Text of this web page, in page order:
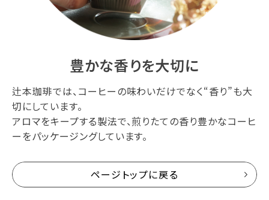
豊かな香りを大切に
辻本珈琲では、コーヒーの味わいだけでなく“香り”も大
切にしています。
アロマをキープする製法で、煎りたての香り豊かなコーヒ
ーをパッケージングしています。
ページトップに戻る